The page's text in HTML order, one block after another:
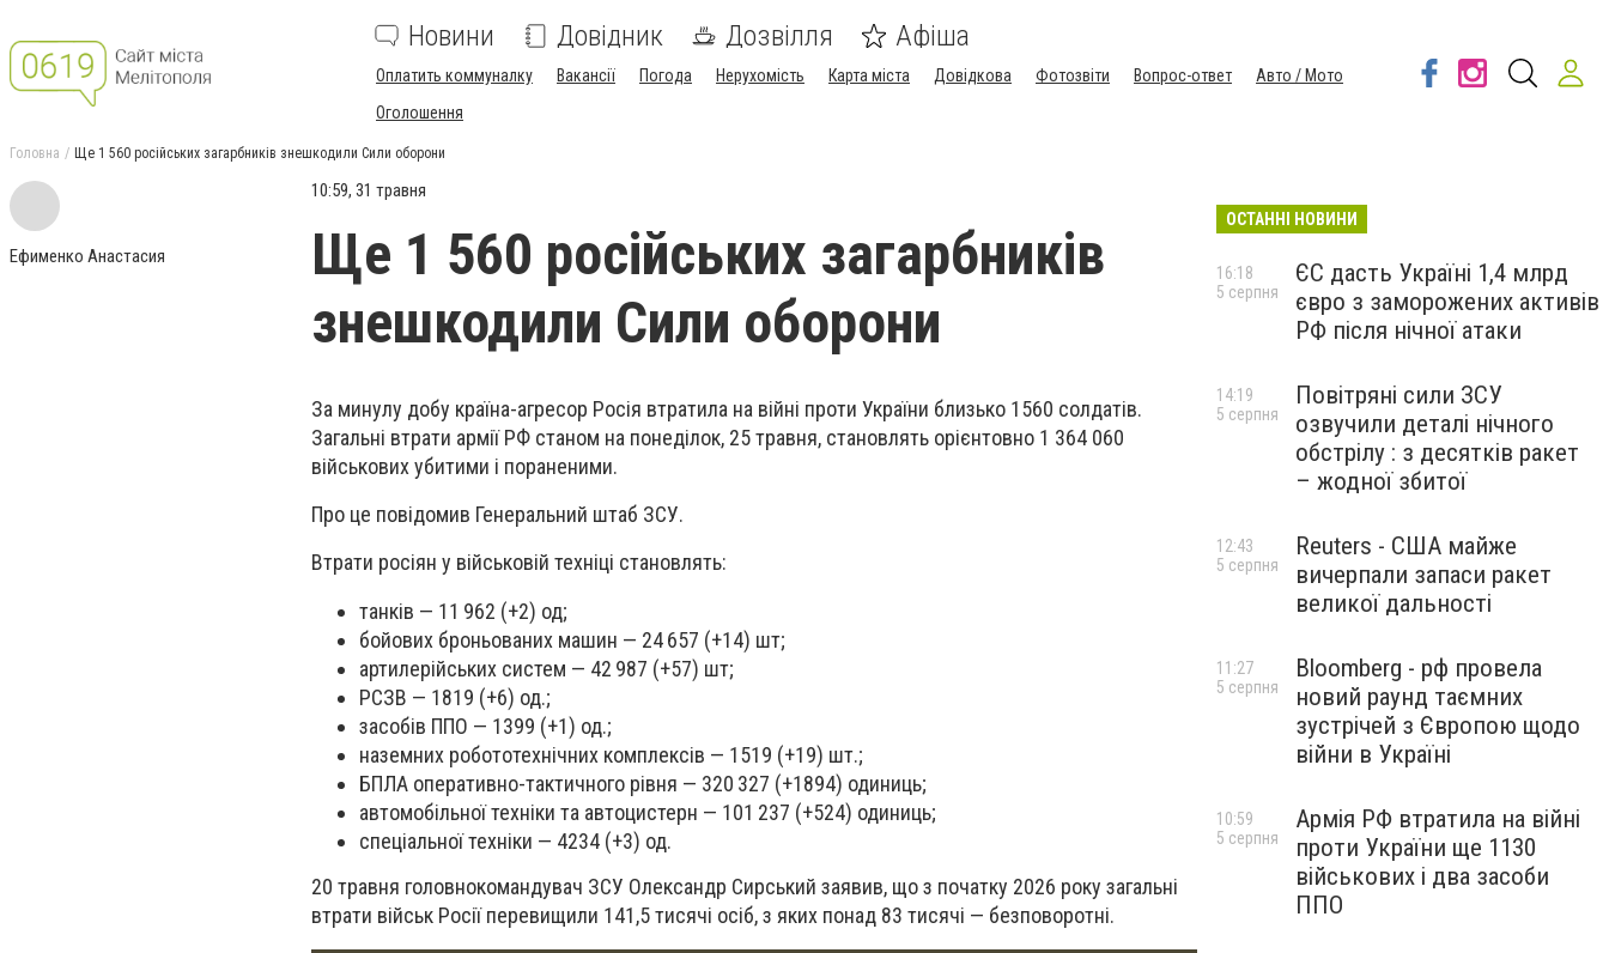
Новини Довідник Дозвілля Афіша
Оплатить коммуналку Вакансії Погода Нерухомість Карта міста Довідкова Фотозвіти Вопрос-ответ
Авто / Мото
Оголошення
Головна Ще 1 560 російських загарбників знешкодили Сили оборони
Ефименко Анастасия
10:59, 31 травня
Ще 1 560 російських загарбників
знешкодили Сили оборони
За минулу добу країна-агресор Росія втратила на війні проти України близько 1560 солдатів.
Загальні втрати армії РФ станом на понеділок, 25 травня, становлять орієнтовно 1 364 060
військових убитими і пораненими.
Про це повідомив Генеральний штаб ЗСУ.
Втрати росіян у військовій техніці становлять:
танків — 11 962 (+2) од;
бойових броньованих машин — 24 657 (+14) шт;
артилерійських систем — 42 987 (+57) шт;
РСЗВ — 1819 (+6) од.;
засобів ППО — 1399 (+1) од.;
наземних робототехнічних комплексів — 1519 (+19) шт.;
БПЛА оперативно-тактичного рівня — 320 327 (+1894) одиниць;
автомобільної техніки та автоцистерн — 101 237 (+524) одиниць;
спеціальної техніки — 4234 (+3) од.
20 травня головнокомандувач ЗСУ Олександр Сирський заявив, що з початку 2026 року загальні
втрати військ Росії перевищили 141,5 тисячі осіб, з яких понад 83 тисячі — безповоротні.
ОСТАННІ НОВИНИ
ЄС дасть Україні 1,4 млрд
євро з заморожених активів
РФ після нічної атаки
16:18
5 серпня
Повітряні сили ЗСУ
озвучили деталі нічного
обстрілу : з десятків ракет
– жодної збитої
14:19
5 серпня
Reuters - США майже
вичерпали запаси ракет
великої дальності
12:43
5 серпня
Bloomberg - рф провела
новий раунд таємних
зустрічей з Європою щодо
війни в Україні
11:27
5 серпня
Армія РФ втратила на війні
проти України ще 1130
військових і два засоби
ППО
10:59
5 серпня